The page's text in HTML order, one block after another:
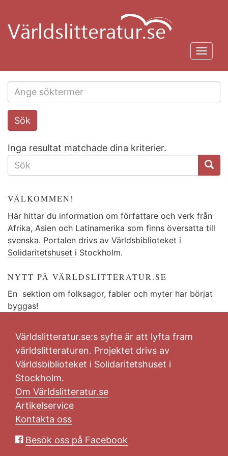
huvudinnehåll
Search
this
Sök
Inga resultat matchade dina kriterier.
SÖKFORMULÄR
VÄLKOMMEN!
Här hittar du information om författare och verk från
Afrika, Asien och Latinamerika som finns översatta till
svenska. Portalen drivs av Världsbiblioteket i
Solidaritetshuset i Stockholm.
NYTT PÅ VÄRLDSLITTERATUR.SE
En sektion om folksagor, fabler och myter har börjat
byggas!
Världslitteratur.se:s syfte är att lyfta fram
världslitteraturen. Projektet drivs av
Världsbiblioteket i Solidaritetshuset i
Stockholm.
Om Världslitteratur.se
Artikelservice
Kontakta oss
Besök oss på Facebook